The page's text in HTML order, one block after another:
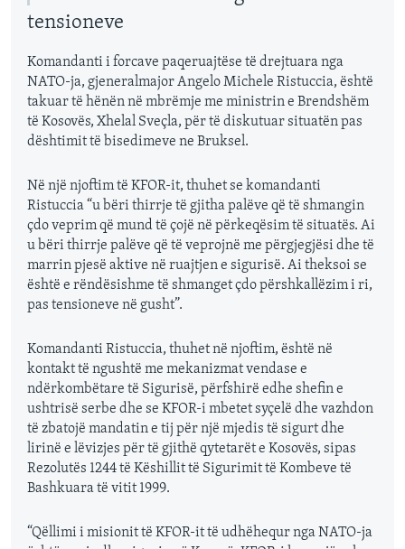
tensioneve
Komandanti i forcave paqeruajtëse të drejtuara nga
NATO-ja, gjeneralmajor Angelo Michele Ristuccia, është
takuar të hënën në mbrëmje me ministrin e Brendshëm
të Kosovës, Xhelal Sveçla, për të diskutuar situatën pas
dështimit të bisedimeve ne Bruksel.
Në një njoftim të KFOR-it, thuhet se komandanti
Ristuccia “u bëri thirrje të gjitha palëve që të shmangin
çdo veprim që mund të çojë në përkeqësim të situatës. Ai
u bëri thirrje palëve që të veprojnë me përgjegjësi dhe të
marrin pjesë aktive në ruajtjen e sigurisë. Ai theksoi se
është e rëndësishme të shmanget çdo përshkallëzim i ri,
pas tensioneve në gusht”.
Komandanti Ristuccia, thuhet në njoftim, është në
kontakt të ngushtë me mekanizmat vendase e
ndërkombëtare të Sigurisë, përfshirë edhe shefin e
ushtrisë serbe dhe se KFOR-i mbetet syçelë dhe vazhdon
të zbatojë mandatin e tij për një mjedis të sigurt dhe
lirinë e lëvizjes për të gjithë qytetarët e Kosovës, sipas
Rezolutës 1244 të Këshillit të Sigurimit të Kombeve të
Bashkuara të vitit 1999.
“Qëllimi i misionit të KFOR-it të udhëhequr nga NATO-ja